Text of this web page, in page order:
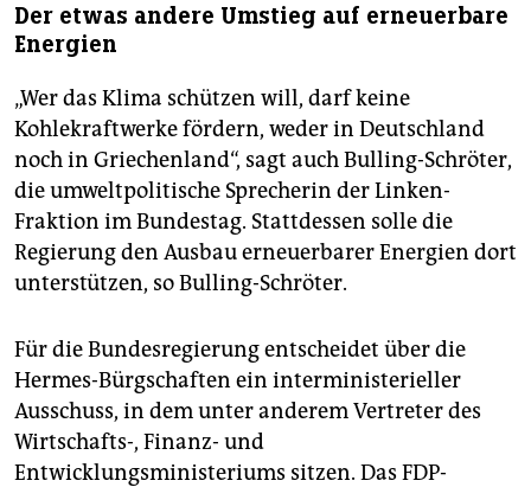
Der etwas andere Umstieg auf erneuerbare
Energien
„Wer das Klima schützen will, darf keine
Kohlekraftwerke fördern, weder in Deutschland
noch in Griechenland“, sagt auch Bulling-Schröter,
die umweltpolitische Sprecherin der Linken-
Fraktion im Bundestag. Stattdessen solle die
Regierung den Ausbau erneuerbarer Energien dort
unterstützen, so Bulling-Schröter.
Für die Bundesregierung entscheidet über die
Hermes-Bürgschaften ein interministerieller
Ausschuss, in dem unter anderem Vertreter des
Wirtschafts-, Finanz- und
Entwicklungsministeriums sitzen. Das FDP-